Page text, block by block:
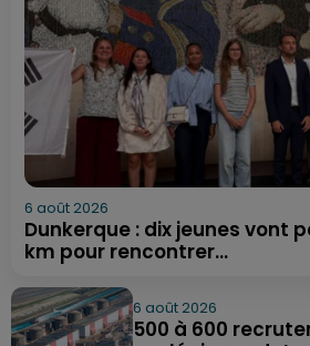
6 août 2026
Dunkerque : dix jeunes vont
km pour rencontrer...
6 août 2026
500 à 600